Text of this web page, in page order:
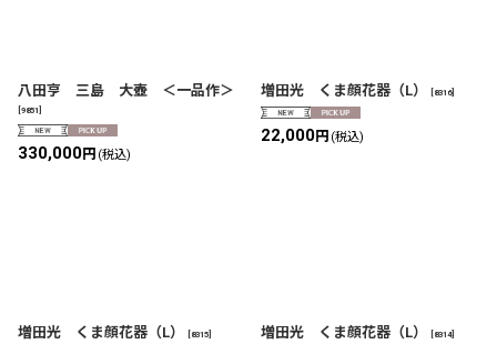
八田亨 三島 大壺 ＜一品作＞
9851
330,000円 (税込)
増田光 くま顔花器（L） 8316]
22,000円 (税込)
増田光 くま顔花器（L） 8315 増田光 くま顔花器（L） 8314]